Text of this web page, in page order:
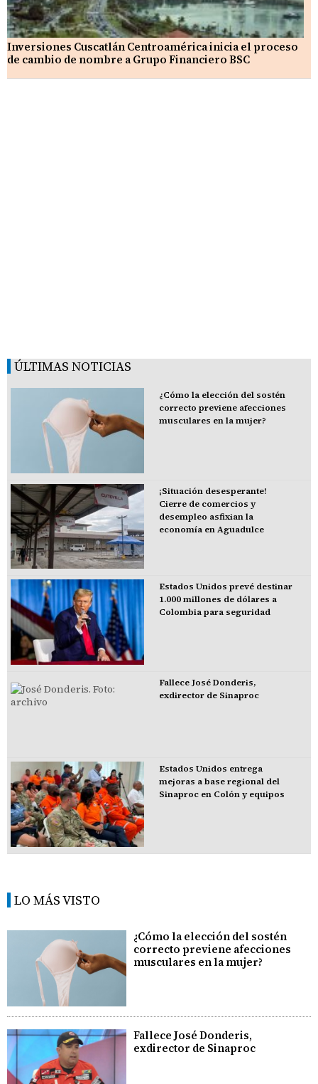
Inversiones Cuscatlán Centroamérica inicia el proceso
de cambio de nombre a Grupo Financiero BSC
ÚLTIMAS NOTICIAS
¿Cómo la elección del sostén
correcto previene afecciones
musculares en la mujer?
¡Situación desesperante!
Cierre de comercios y
desempleo asfixian la
economía en Aguadulce
Estados Unidos prevé destinar
1.000 millones de dólares a
Colombia para seguridad
Fallece José Donderis,
exdirector de Sinaproc
Estados Unidos entrega
mejoras a base regional del
Sinaproc en Colón y equipos
LO MÁS VISTO
¿Cómo la elección del sostén
correcto previene afecciones
musculares en la mujer?
Fallece José Donderis,
exdirector de Sinaproc